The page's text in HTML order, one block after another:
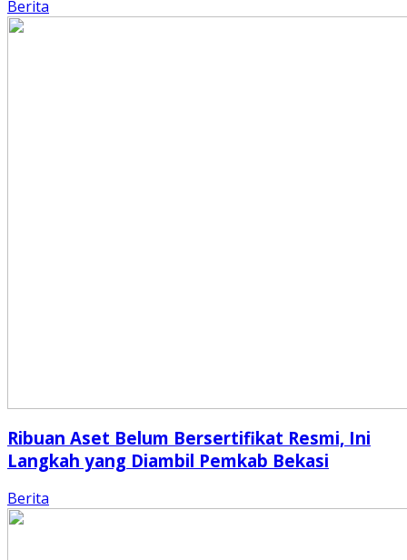
Berita
Ribuan Aset Belum Bersertifikat Resmi, Ini
Langkah yang Diambil Pemkab Bekasi
Berita